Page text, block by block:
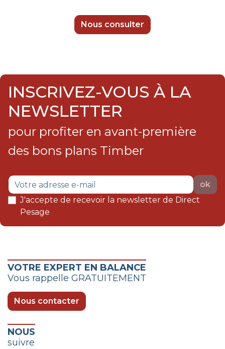
Nous consulter
INSCRIVEZ-VOUS À LA
NEWSLETTER
pour profiter en avant-première
des bons plans Timber
ok
J'accepte de recevoir la newsletter de Direct
Pesage
VOTRE EXPERT EN BALANCE
Vous rappelle GRATUITEMENT
Nous contacter
NOUS
suivre